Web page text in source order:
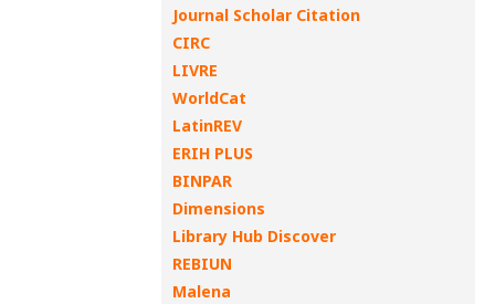
Journal Scholar Citation
CIRC
LIVRE
WorldCat
LatinREV
ERIH PLUS
BINPAR
Dimensions
Library Hub Discover
REBIUN
Malena